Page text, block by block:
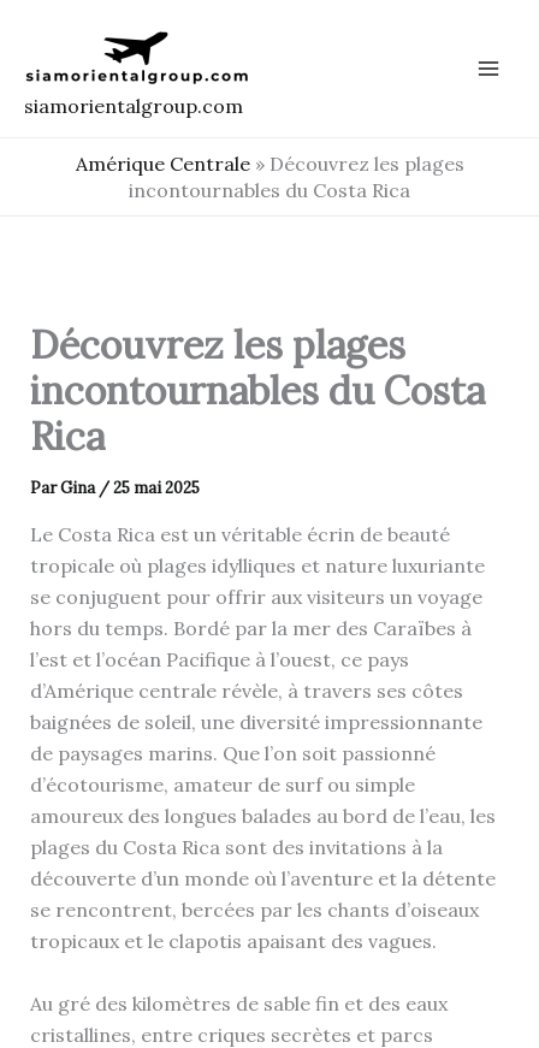
contenu
siamorientalgroup.com
Amérique Centrale» Découvrez les plages
incontournables du Costa Rica
Découvrez les plages
incontournables du Costa
Rica
ParGina /25 mai 2025
Le Costa Rica est un véritable écrin de beauté
tropicale où plages idylliques et nature luxuriante
se conjuguent pour offrir aux visiteurs un voyage
hors du temps. Bordé par la mer des Caraïbes à
l’est et l’océan Pacifique à l’ouest, ce pays
d’Amérique centrale révèle, à travers ses côtes
baignées de soleil, une diversité impressionnante
de paysages marins. Que l’on soit passionné
d’écotourisme, amateur de surf ou simple
amoureux des longues balades au bord de l’eau, les
plages du Costa Rica sont des invitations à la
découverte d’un monde où l’aventure et la détente
se rencontrent, bercées par les chants d’oiseaux
tropicaux et le clapotis apaisant des vagues.
Au gré des kilomètres de sable fin et des eaux
cristallines, entre criques secrètes et parcs